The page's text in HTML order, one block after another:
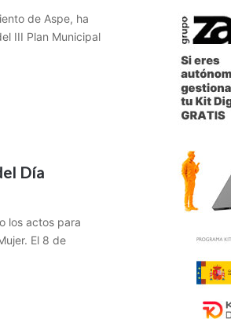
de Aspe, ha
III Plan Municipal
Día
los actos para
El 8 de